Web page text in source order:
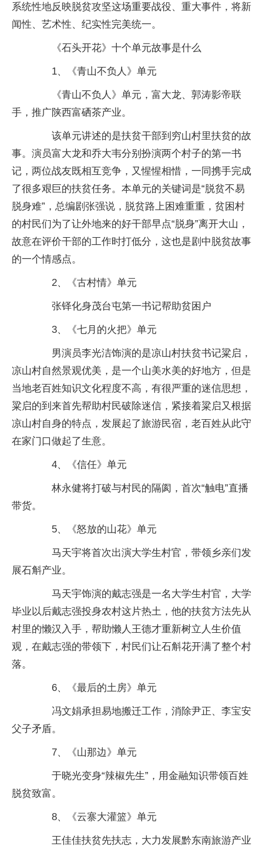
系统性地反映脱贫攻坚这场重要战役、重大事件，将新
闻性、艺术性、纪实性完美统一。
《石头开花》十个单元故事是什么
1、《青山不负人》单元
《青山不负人》单元，富大龙、郭涛影帝联
手，推广陕西富硒茶产业。
该单元讲述的是扶贫干部到穷山村里扶贫的故
事。演员富大龙和乔大韦分别扮演两个村子的第一书
记，两位战友既相互竞争，又惺惺相惜，一同携手完成
了很多艰巨的扶贫任务。本单元的关键词是“脱贫不易
脱身难”，总编剧张强说，脱贫路上困难重重，贫困村
的村民们为了让外地来的好干部早点“脱身”离开大山，
故意在评价干部的工作时打低分，这也是剧中脱贫故事
的一个情感点。
2、《古村情》单元
张铎化身茂台屯第一书记帮助贫困户
3、《七月的火把》单元
男演员李光洁饰演的是凉山村扶贫书记粱启，
凉山村自然景观优美，是一个山美水美的好地方，但是
当地老百姓知识文化程度不高，有很严重的迷信思想，
粱启的到来首先帮助村民破除迷信，紧接着粱启又根据
凉山村自身的特点，发展起了旅游民宿，老百姓从此守
在家门口做起了生意。
4、《信任》单元
林永健将打破与村民的隔阂，首次“触电”直播
带货。
5、《怒放的山花》单元
马天宇将首次出演大学生村官，带领乡亲们发
展石斛产业。
马天宇饰演的戴志强是一名大学生村官，大学
毕业以后戴志强投身农村这片热土，他的扶贫方法先从
村里的懒汉入手，帮助懒人王德才重新树立人生价值
观，在戴志强的带领下，村民们让石斛花开满了整个村
落。
6、《最后的土房》单元
冯文娟承担易地搬迁工作，消除尹正、李宝安
父子矛盾。
7、《山那边》单元
于晓光变身“辣椒先生”，用金融知识带领百姓
脱贫致富。
8、《云寨大灌篮》单元
王佳佳扶贫先扶志，大力发展黔东南旅游产业